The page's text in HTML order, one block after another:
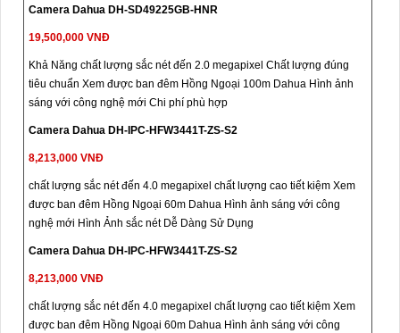
Camera Dahua DH-SD49225GB-HNR
19,500,000 VNĐ
Khả Năng chất lượng sắc nét đến 2.0 megapixel Chất lượng đúng
tiêu chuẩn Xem được ban đêm Hồng Ngoại 100m Dahua Hình ảnh
sáng với công nghệ mới Chi phí phù hợp
Camera Dahua DH-IPC-HFW3441T-ZS-S2
8,213,000 VNĐ
chất lượng sắc nét đến 4.0 megapixel chất lượng cao tiết kiệm Xem
được ban đêm Hồng Ngoại 60m Dahua Hình ảnh sáng với công
nghệ mới Hình Ảnh sắc nét Dễ Dàng Sử Dụng
Camera Dahua DH-IPC-HFW3441T-ZS-S2
8,213,000 VNĐ
chất lượng sắc nét đến 4.0 megapixel chất lượng cao tiết kiệm Xem
được ban đêm Hồng Ngoại 60m Dahua Hình ảnh sáng với công